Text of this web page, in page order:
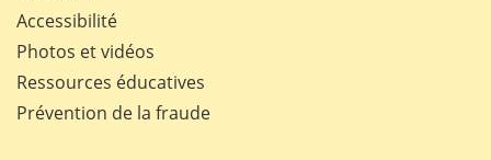
Accessibilité
Photos et vidéos
Ressources éducatives
Prévention de la fraude